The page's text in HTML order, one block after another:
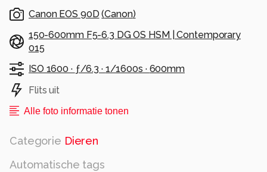
Canon EOS 90D (Canon)
150-600mm F5-6.3 DG OS HSM | Contemporary
015
ISO 1600 · ƒ/6.3 · 1/1600s · 600mm
Flits uit
Alle foto informatie tonen
Categorie Dieren
Automatische tags